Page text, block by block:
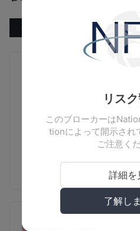
MAREX
開始日
2023-05-26
MAREX
リス
このブローカーは
tionによって開示され
ご注意く
詳細を
了解し